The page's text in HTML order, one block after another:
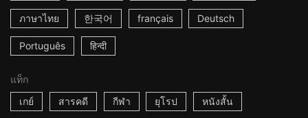
ภาษาไทย 한국어 français Deutsch
Português हिन्दी
แท็ก
เกย์
สารคดี กีฬา ยุโรป หนังสั้น